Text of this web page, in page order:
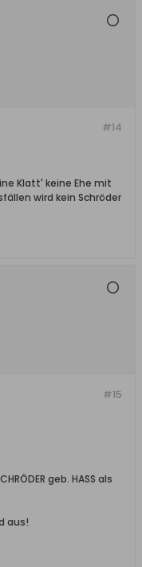
#14
Klatt' keine Ehe mit
wird kein Schröder
#15
geb. HASS als
aus!